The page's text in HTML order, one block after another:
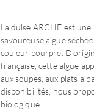
La dulse ARCHE est une
savoureuse algue
couleur pourpre.
française, cette algue
aux soupes, aux plats à
disponibilités, nous
biologique.